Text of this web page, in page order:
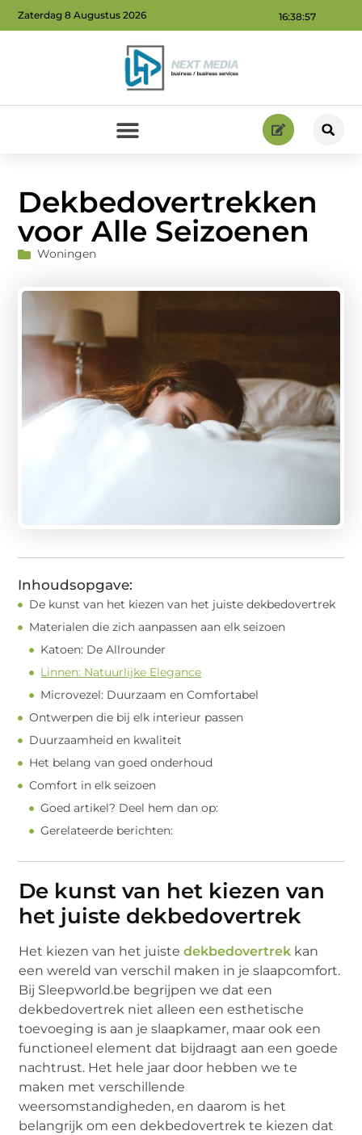
16:38:59
Zaterdag 8 Augustus 2026
Dekbedovertrekken
voor Alle Seizoenen
Woningen
Inhoudsopgave:
De kunst van het kiezen van het juiste dekbedovertrek
Materialen die zich aanpassen aan elk seizoen
Katoen: De Allrounder
Linnen: Natuurlijke Elegance
Microvezel: Duurzaam en Comfortabel
Ontwerpen die bij elk interieur passen
Duurzaamheid en kwaliteit
Het belang van goed onderhoud
Comfort in elk seizoen
Goed artikel? Deel hem dan op:
Gerelateerde berichten:
De kunst van het kiezen van
het juiste dekbedovertrek
Het kiezen van het juistedekbedovertrek kan
een wereld van verschil maken in je slaapcomfort.
Bij Sleepworld.be begrijpen we dat een
dekbedovertrek niet alleen een esthetische
toevoeging is aan je slaapkamer, maar ook een
functioneel element dat bijdraagt aan een goede
nachtrust. Het hele jaar door hebben we te
maken met verschillende
weersomstandigheden, en daarom is het
belangrijk om een dekbedovertrek te kiezen dat